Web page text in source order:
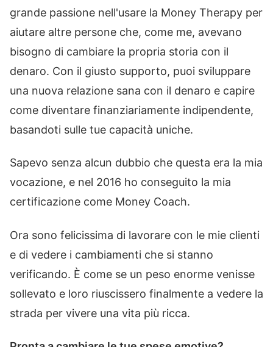
grande passione nell'usare la Money Therapy per
aiutare altre persone che, come me, avevano
bisogno di cambiare la propria storia con il
denaro. Con il giusto supporto, puoi sviluppare
una nuova relazione sana con il denaro e capire
come diventare finanziariamente indipendente,
basandoti sulle tue capacità uniche.
Sapevo senza alcun dubbio che questa era la mia
vocazione, e nel 2016 ho conseguito la mia
certificazione come Money Coach.
Ora sono felicissima di lavorare con le mie clienti
e di vedere i cambiamenti che si stanno
verificando. È come se un peso enorme venisse
sollevato e loro riuscissero finalmente a vedere la
strada per vivere una vita più ricca.